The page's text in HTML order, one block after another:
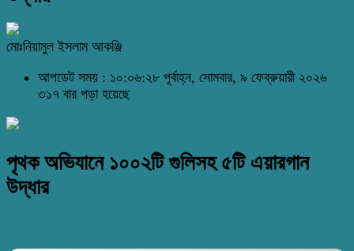
মোঃনিয়ামুল ইসলাম আকঞ্জি
আপডেট সময় : ১০:০৬:২৮ পূর্বাহ্ন, সোমবার, ৯ ফেব্রুয়ারী ২০২৬
৩১৭ বার পড়া হয়েছে
পৃথক অভিযানে ১০০২টি গুলিসহ ৫টি এয়ারগান
উদ্ধার